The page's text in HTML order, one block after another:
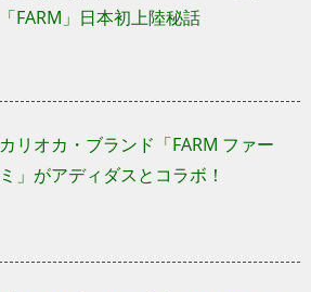
「FARM」日本初上陸秘話
カリオカ・ブランド「FARM ファー
ミ」がアディダスとコラボ！